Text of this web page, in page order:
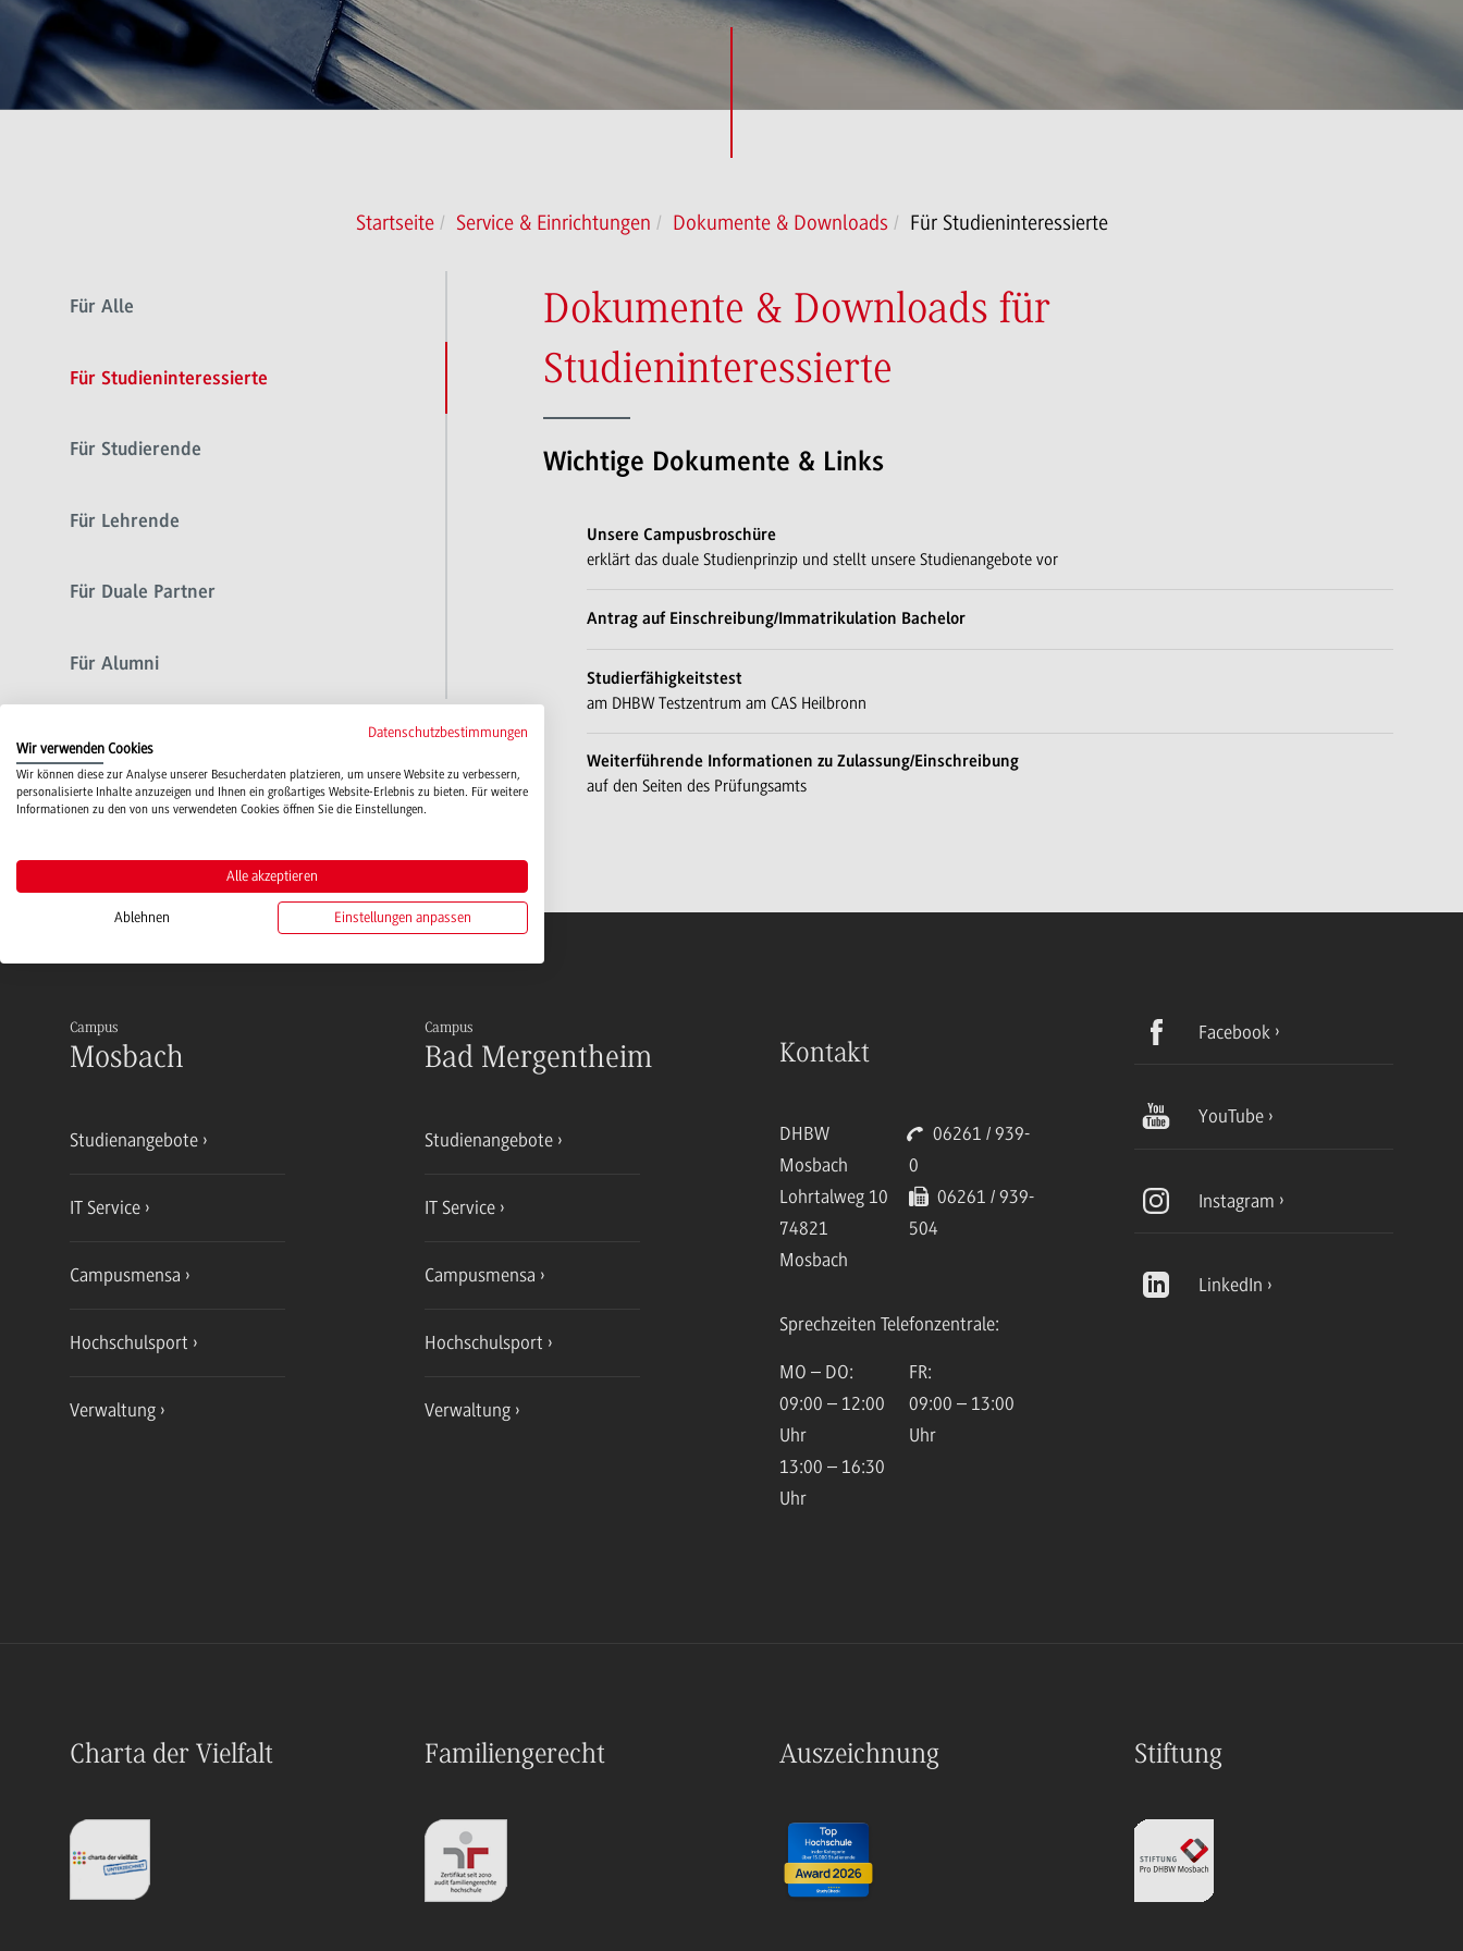
Startseite Service & Einrichtungen Dokumente & Downloads Für Studieninteressierte
Für Alle
Für Studieninteressierte
Für Studierende
Für Lehrende
Für Duale Partner
Für Alumni
Dokumente & Downloads für
Studieninteressierte
Wichtige Dokumente & Links
Unsere Campusbroschüre
erklärt das duale Studienprinzip und stellt unsere Studienangebote vor
Antrag auf Einschreibung/Immatrikulation Bachelor
Studierfähigkeitstest
am DHBW Testzentrum am CAS Heilbronn
Weiterführende Informationen zu Zulassung/Einschreibung
auf den Seiten des Prüfungsamts
Campus
Mosbach
Studienangebote
IT Service
Campusmensa
Hochschulsport
Verwaltung
Campus
Bad Mergentheim
Studienangebote
IT Service
Campusmensa
Hochschulsport
Verwaltung
Kontakt
DHBW
Mosbach
Lohrtalweg 10
74821
Mosbach
06261 / 939-
0
06261 / 939-
504
Sprechzeiten Telefonzentrale:
MO – DO:
09:00 – 12:00
Uhr
13:00 – 16:30
Uhr
FR:
09:00 – 13:00
Uhr
Facebook
YouTube
Instagram
LinkedIn
Charta der Vielfalt Familiengerecht Auszeichnung Stiftung
Datenschutzbestimmungen
Wir verwenden Cookies
Wir können diese zur Analyse unserer Besucherdaten platzieren, um unsere Website zu verbessern,
personalisierte Inhalte anzuzeigen und Ihnen ein großartiges Website-Erlebnis zu bieten. Für weitere
Informationen zu den von uns verwendeten Cookies öffnen Sie die Einstellungen.
Alle akzeptieren
Ablehnen Einstellungen anpassen